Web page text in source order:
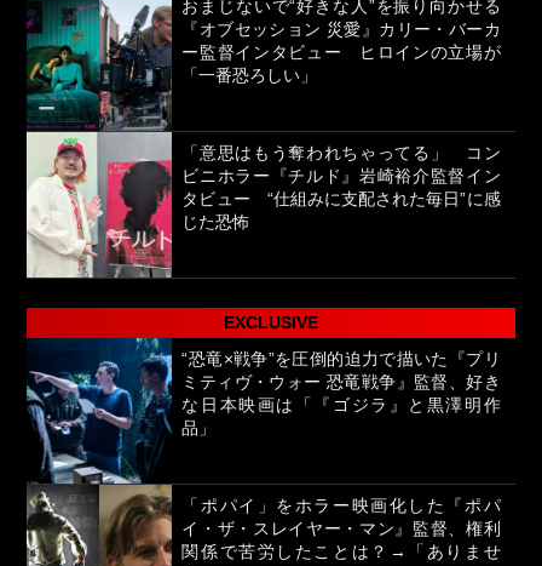
おまじないで“好きな人”を振り向かせる
『オブセッション 災愛』カリー・バーカ
ー監督インタビュー ヒロインの立場が
「一番恐ろしい」
「意思はもう奪われちゃってる」 コン
ビニホラー『チルド』岩崎裕介監督イン
タビュー “仕組みに支配された毎日”に感
じた恐怖
EXCLUSIVE
“恐竜×戦争”を圧倒的迫力で描いた『プリ
ミティヴ・ウォー 恐竜戦争』監督、好き
な日本映画は「『ゴジラ』と黒澤明作
品」
「ポパイ」をホラー映画化した『ポパ
イ・ザ・スレイヤー・マン』監督、権利
関係で苦労したことは？→「ありませ